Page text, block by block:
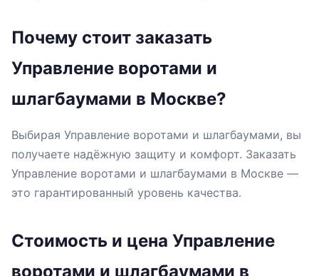
Почему стоит заказать
Управление воротами и
шлагбаумами в Москве?
Выбирая Управление воротами и шлагбаумами, вы
получаете надёжную защиту и комфорт. Заказать
Управление воротами и шлагбаумами в Москве —
это гарантированный уровень качества.
Стоимость и цена Управление
воротами и шлагбаумами в